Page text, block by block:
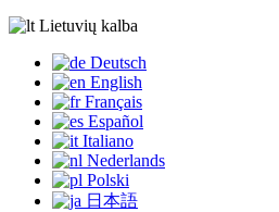
Lietuvių kalba
Deutsch
English
Français
Español
Italiano
Nederlands
Polski
日本語